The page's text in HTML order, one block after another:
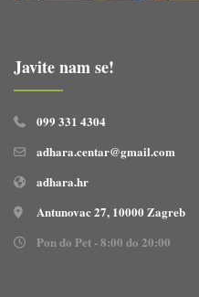
Javite nam se!
099 331 4304
adhara.centar@gmail.com
adhara.hr
Antunovac 27, 10000 Zagreb
Pon do Pet - 8:00 do 20:00